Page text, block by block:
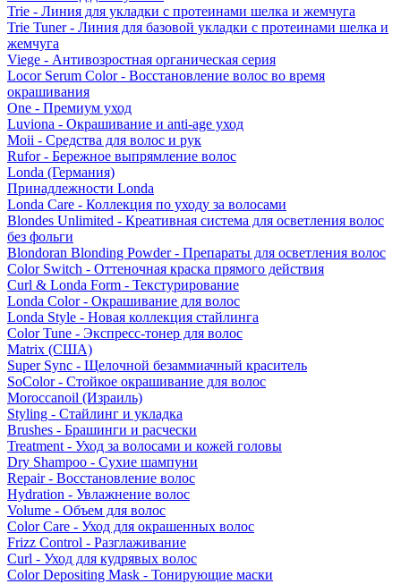
Trie - Линия для укладки с протеинами шелка и жемчуга
Trie Tuner - Линия для базовой укладки с протеинами шелка и
жемчуга
Viege - Антивозростная органическая серия
Locor Serum Color - Восстановление волос во время
окрашивания
One - Премиум уход
Luviona - Окрашивание и anti-age уход
Moii - Средства для волос и рук
Rufor - Бережное выпрямление волос
Londa (Германия)
Принадлежности Londa
Londa Care - Коллекция по уходу за волосами
Blondes Unlimited - Креативная система для осветления волос
без фольги
Blondoran Blonding Powder - Препараты для осветления волос
Color Switch - Оттеночная краска прямого действия
Curl & Londa Form - Текстурирование
Londa Color - Окрашивание для волос
Londa Style - Новая коллекция стайлинга
Color Tune - Экспресс-тонер для волос
Matrix (США)
Super Sync - Щелочной безаммиачный краситель
SoColor - Стойкое окрашивание для волос
Moroccanoil (Израиль)
Styling - Стайлинг и укладка
Brushes - Брашинги и расчески
Treatment - Уход за волосами и кожей головы
Dry Shampoo - Сухие шампуни
Repair - Восстановление волос
Hydration - Увлажнение волос
Volume - Объем для волос
Color Care - Уход для окрашенных волос
Frizz Control - Разглаживание
Curl - Уход для кудрявых волос
Color Depositing Mask - Тонирующие маски